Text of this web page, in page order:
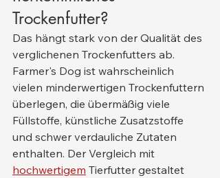
Trockenfutter?
Das hängt stark von der Qualität des
verglichenen Trockenfutters ab.
Farmer's Dog ist wahrscheinlich
vielen minderwertigen Trockenfuttern
überlegen, die übermäßig viele
Füllstoffe, künstliche Zusatzstoffe
und schwer verdauliche Zutaten
enthalten. Der Vergleich mit
hochwertigem Tierfutter gestaltet